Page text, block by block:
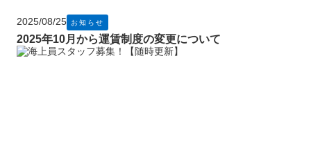
2025/08/25 お知らせ
2025年10月から運賃制度の変更について